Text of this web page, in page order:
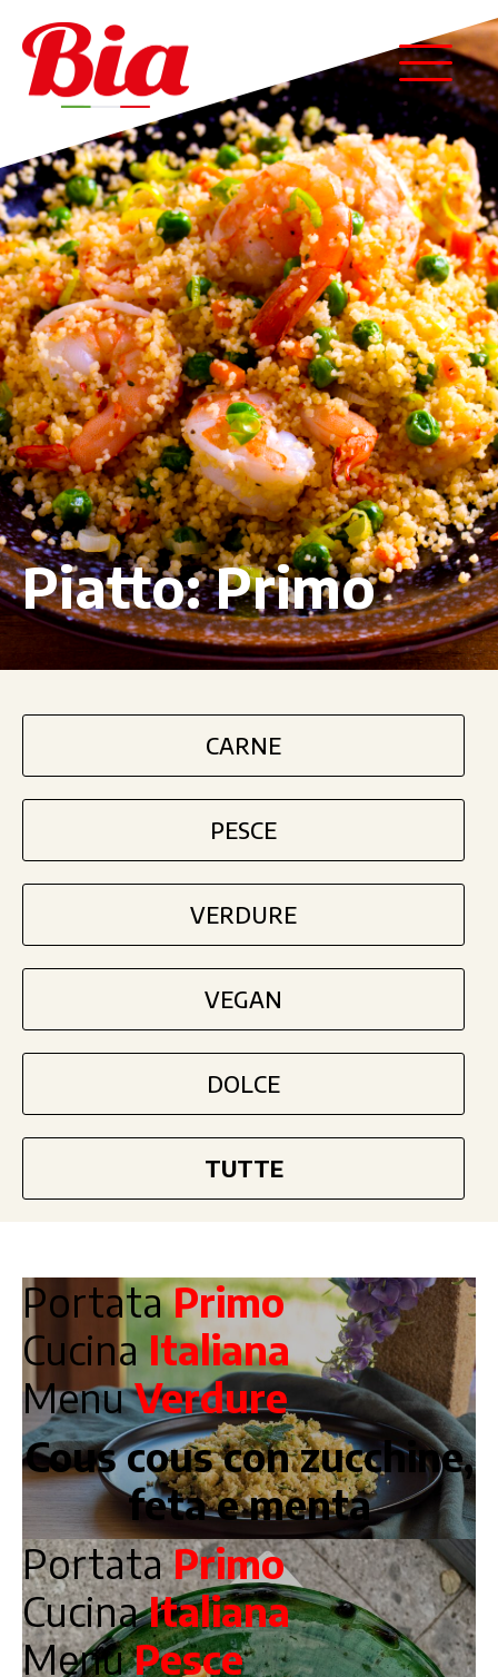
Piatto:Primo
CARNE
PESCE
VERDURE
VEGAN
DOLCE
TUTTE
PortataPrimo
CucinaItaliana
MenuVerdure
Cous cous con zucchine,
feta e menta
PortataPrimo
CucinaItaliana
MenuPesce